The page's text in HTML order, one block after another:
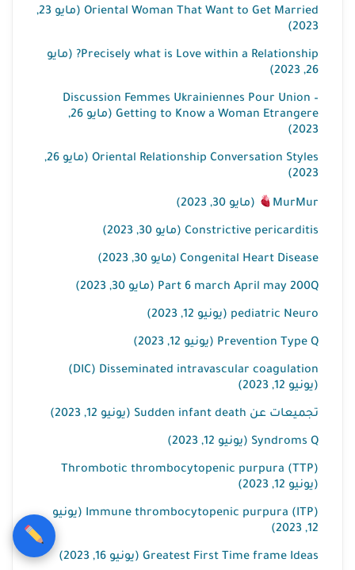
Oriental Woman That Want to Get Married (مايو 23,
2023)
Precisely what is Love within a Relationship? (مايو
26, 2023)
Discussion Femmes Ukrainiennes Pour Union –
Getting to Know a Woman Etrangere (مايو 26,
2023)
Oriental Relationship Conversation Styles (مايو 26,
2023)
MurMur (مايو 30, 2023)
Constrictive pericarditis (مايو 30, 2023)
Congenital Heart Disease (مايو 30, 2023)
Part 6 march April may 200Q (مايو 30, 2023)
pediatric Neuro (يونيو 12, 2023)
Prevention Type Q (يونيو 12, 2023)
DIC) Disseminated intravascular coagulation)
(يونيو 12, 2023)
تجميعات عن Sudden infant death (يونيو 12, 2023)
Syndroms Q (يونيو 12, 2023)
Thrombotic thrombocytopenic purpura (TTP)
(يونيو 12, 2023)
Immune thrombocytopenic purpura (ITP) (يونيو
12, 2023)
Greatest First Time frame Ideas (يونيو 16, 2023)